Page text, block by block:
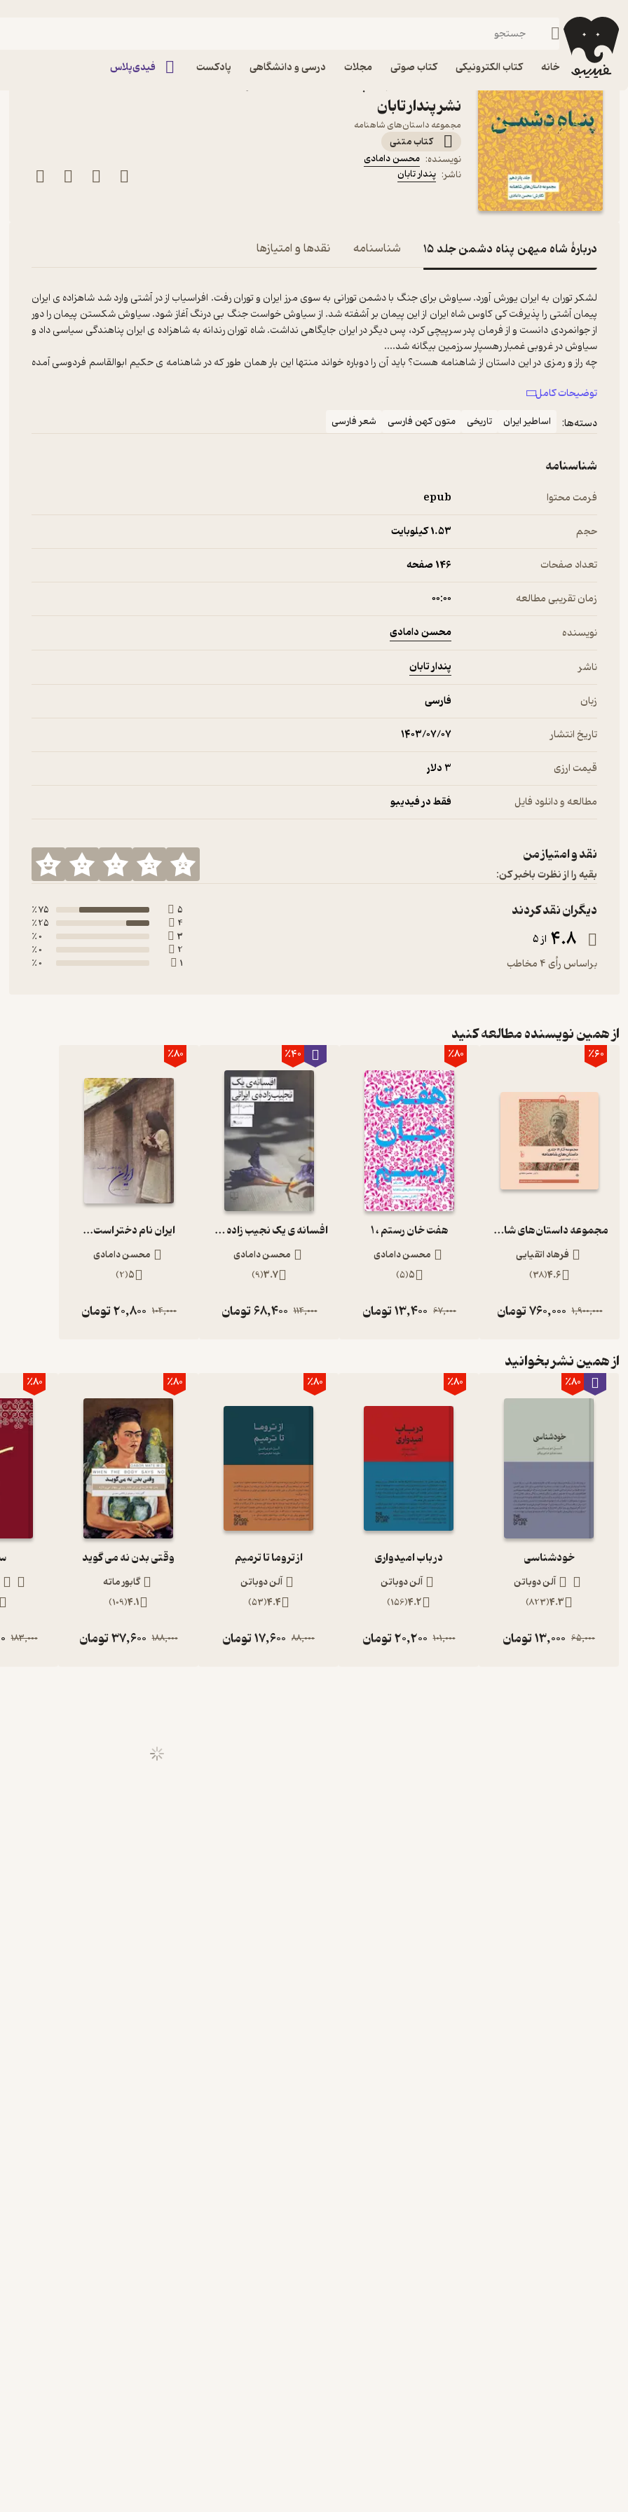
خانه کتاب الکترونیکی کتاب صوتی مجلات درسی و دانشگاهی پادکست فیدی‌پلاس
فیدیبو کتاب الکترونیکی
نشر پندار تابان
مجموعه داستان‌های شاهنامه
کتاب متنی
نویسنده: محسن دامادی
ناشر: پندار تابان
دربارۀ شاه میهن پناه دشمن جلد 15 شناسنامه نقدها و امتیازها
لشکر توران به ایران یورش آورد. سیاوش برای جنگ با دشمن تورانی به سوی مرز ایران و توران رفت. افراسیاب از در آشتی وارد شد شاهزاده ی ایران
پیمان آشتی را پذیرفت کی کاوس شاه ایران از این پیمان بر آشفته شد. از سیاوش خواست جنگ بی درنگ آغاز شود. سیاوش شکستن پیمان را دور
از جوانمردی دانست و از فرمان پدر سرپیچی کرد، پس دیگر در ایران جایگاهی نداشت. شاه توران رندانه به شاهزاده ی ایران پناهندگی سیاسی داد و
سیاوش در غروبی غمبار رهسپار سرزمین بیگانه شد....
چه راز و رمزی در این داستان از شاهنامه هست؟ باید آن را دوباره خواند منتها این بار همان طور که در شاهنامه ی حکیم ابوالقاسم فردوسی آمده
توضیحات کامل
دسته‌ها:
اساطیر ایران تاریخی متون کهن فارسی شعر فارسی
شناسنامه
فرمت محتوا epub
حجم 1.۵۳ کیلوبایت
تعداد صفحات 146 صفحه
زمان تقریبی مطالعه ۰۰:۰۰
نویسنده محسن دامادی
ناشر پندار تابان
زبان فارسی
تاریخ انتشار ۱۴۰۳/۰۷/۰۷
قیمت ارزی 3 دلار
مطالعه و دانلود فایل فقط در فیدیبو
نقد و امتیاز من
بقیه را از نظرت باخبر کن:
دیگران نقد کردند
4.8 از 5
براساس رأی 4 مخاطب
5
75 ٪
4
25 ٪
3
0 ٪
2
0 ٪
1
0 ٪
از همین نویسنده مطالعه کنید
٪60
مجموعه داستان‌های شاهنامه
فرهاد اتقیایی
4.6
(
38
)
1,900,000
760,000تومان
٪80
هفت خان رستم‮ ‫، 1
محسن دامادی
5
(
5
)
67,000
13,400تومان
٪40
افسانه ی یک نجیب زاده ی ایرانی
محسن دامادی
3.7
(
9
)
114,000
68,400تومان
٪80
ایران نام دختر است...
محسن دامادی
5
(
2
)
104,000
20,800تومان
از همین نشر بخوانید
٪80
خودشناسی
آلن دوباتن
4.3
(
823
)
65,000
13,000تومان
٪80
‌‫در باب امیدواری
آلن دوباتن
4.2
(
156
)
101,000
20,200تومان
٪80
از تروما تا ترمیم
آلن دوباتن
4.4
(
53
)
88,000
17,600تومان
٪80
وقتی بدن نه می گوید
گابور ماته
4.1
(
109
)
188,000
37,600تومان
٪80
183,000